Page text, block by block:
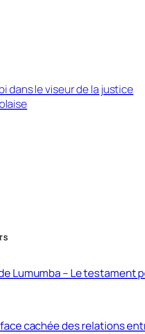
dans le viseur de la justice
Lumumba – Le
face cachée des relations